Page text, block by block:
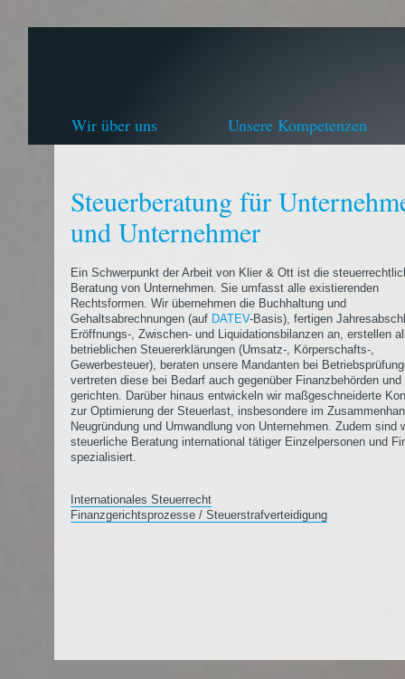
Wir über uns Unsere Kompetenzen
Steuerberatung für
und Unternehmer
Ein Schwerpunkt der Arbeit von Klier & Ott ist die
Beratung von Unternehmen. Sie umfasst alle existierenden
Rechtsformen. Wir übernehmen die Buchhaltung und
Gehaltsabrechnungen (auf DATEV-Basis), fertigen
Eröffnungs-, Zwischen- und Liquidationsbilanzen an, erstellen
betrieblichen Steuererklärungen (Umsatz-, Körperschafts-,
Gewerbesteuer), beraten unsere Mandanten bei
vertreten diese bei Bedarf auch gegenüber Finanzbehörden und
gerichten. Darüber hinaus entwickeln wir maßgeschneiderte
zur Optimierung der Steuerlast, insbesondere im
Neugründung und Umwandlung von Unternehmen. Zudem sind
steuerliche Beratung international tätiger Einzelpersonen und
spezialisiert.
Internationales Steuerrecht
Finanzgerichtsprozesse / Steuerstrafverteidigung